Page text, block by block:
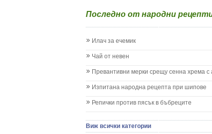
Жълтеница
Запек на бебето и детето
Кашлица при бебето и детето
Колики
Менингит
Млечница
Нощно напикаване - енуреза
Последно от народни
Илач за ечемик
Чай от невен
Превантивни мерки срещу сенна хрема с
Изпитана народна рецепта при шипове
Репички против пясък в бъбреците
Виж всички категории